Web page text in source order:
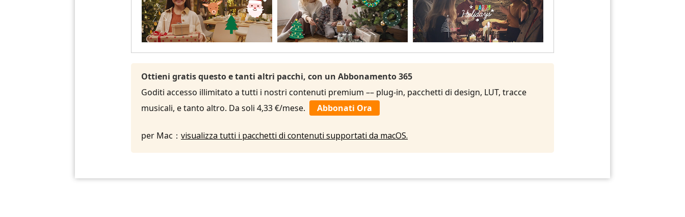
Ottieni gratis questo e tanti altri pacchi, con un Abbonamento 365
Goditi accesso illimitato a tutti i nostri contenuti premium –– plug-in, pacchetti di design, LUT, tracce
musicali, e tanto altro. Da soli 4,33 €/mese.
Abbonati Ora
per Mac： visualizza tutti i pacchetti di contenuti supportati da macOS.